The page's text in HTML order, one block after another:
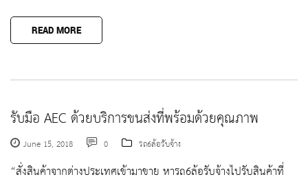
READ MORE
รับมือ AEC ด้วยบริการขนส่งที่พร้อมด้วยคุณภาพ
June 15, 2018 0 รถ6ล้อรับจ้าง
“สั่งสินค้าจากต่างประเทศเข้ามาขาย หารถ6ล้อรับจ้างไปรับสินค้าที่